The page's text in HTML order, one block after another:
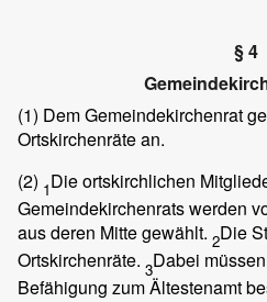
§ 4
(1) Dem Gemeindekirchenrat
Ortskirchenräte an.
(2) 1Die ortskirchlichen
Gemeindekirchenrats werden
aus deren Mitte gewählt. 2Die
Ortskirchenräte. 3Dabei
Befähigung zum Ältestenamt